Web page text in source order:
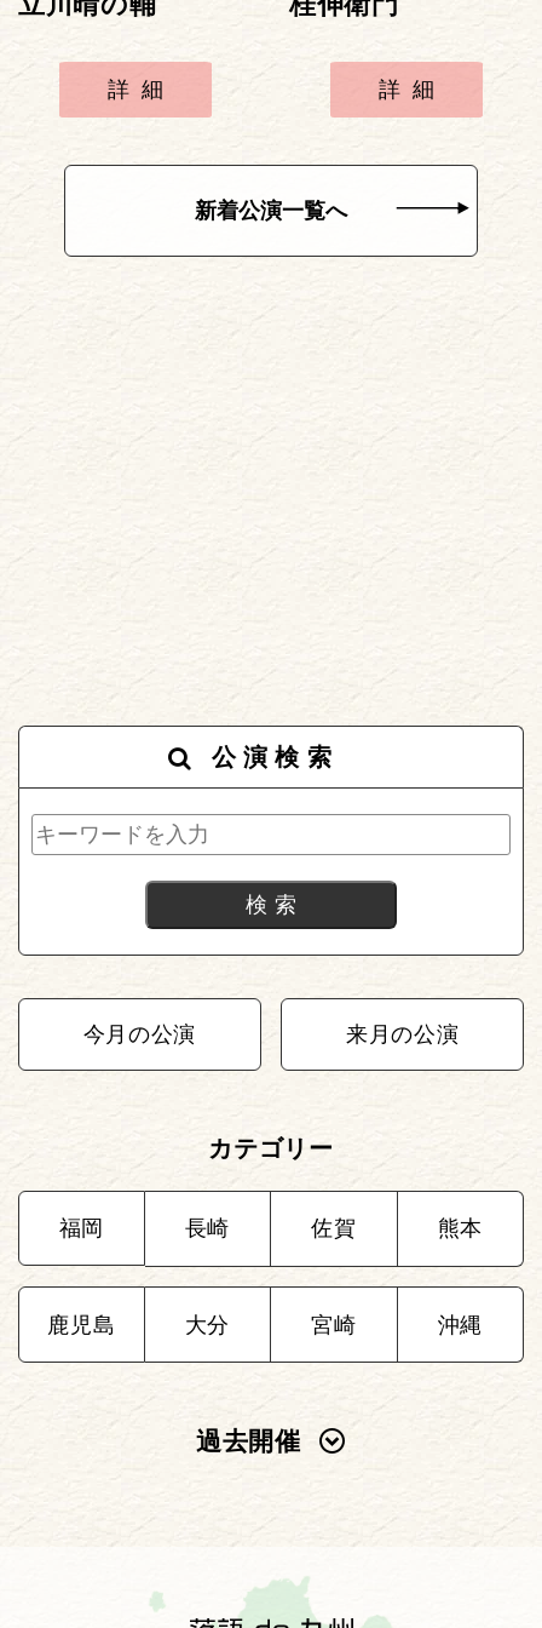
詳細 詳細
新着公演一覧へ
公演検索
今月の公演 来月の公演
カテゴリー
福岡 長崎 佐賀 熊本
鹿児島 大分 宮崎 沖縄
過去開催
2025年 2024年